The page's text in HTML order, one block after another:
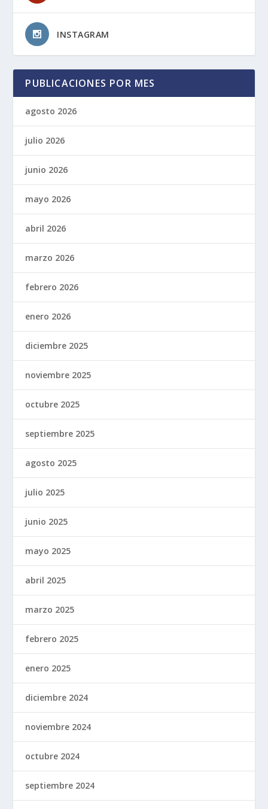
INSTAGRAM
PUBLICACIONES POR MES
agosto 2026
julio 2026
junio 2026
mayo 2026
abril 2026
marzo 2026
febrero 2026
enero 2026
diciembre 2025
noviembre 2025
octubre 2025
septiembre 2025
agosto 2025
julio 2025
junio 2025
mayo 2025
abril 2025
marzo 2025
febrero 2025
enero 2025
diciembre 2024
noviembre 2024
octubre 2024
septiembre 2024